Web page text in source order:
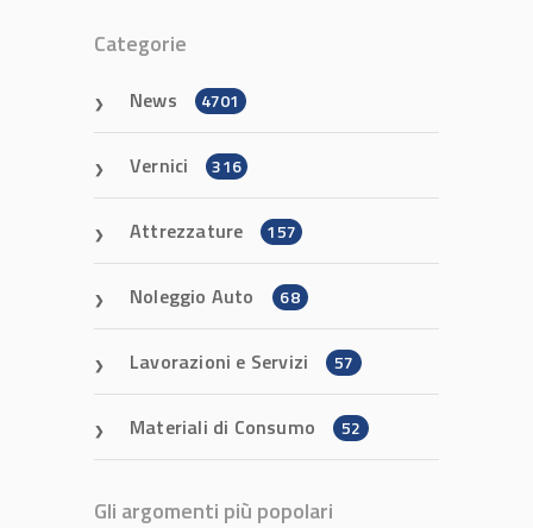
Categorie
News 4701
Vernici 316
Attrezzature 157
Noleggio Auto 68
Lavorazioni e Servizi 57
Materiali di Consumo 52
Gli argomenti più popolari